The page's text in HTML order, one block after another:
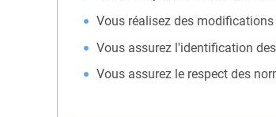
Vous réalisez des
Vous assurez l'identification
Vous assurez le respect des